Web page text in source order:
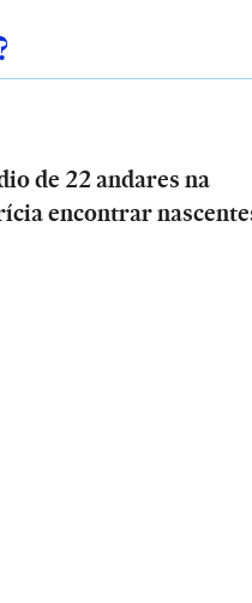
de 22 andares na
encontrar